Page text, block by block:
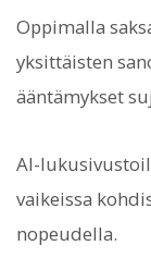
Oppimalla
yksittäisten
ääntämykset
AI-
vaikeissa
nopeudella.